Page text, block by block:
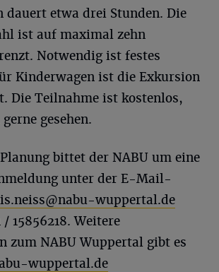
dauert etwa drei Stunden. Die
ist auf maximal zehn
Notwendig ist festes
Kinderwagen ist die Exkursion
Die Teilnahme ist kostenlos,
gesehen.
bittet der NABU um eine
unter der E-Mail-
wuppertal.de
/ 15856218. Weitere
zum NABU Wuppertal gibt es
wuppertal.de